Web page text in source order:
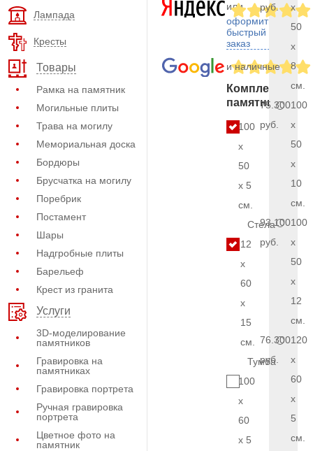
Лампада
Кресты
Товары
Рамка на памятник
Могильные плиты
Трава на могилу
Мемориальная доска
Бордюры
Брусчатка на могилу
Поребрик
Постамент
Шары
Надгробные плиты
Барельеф
Крест из гранита
Услуги
3D-моделирование
памятников
Гравировка на
памятниках
Гравировка портрета
Ручная гравировка
портрета
Цветное фото на
памятник
или
оформить
быстрый
заказ
и наличные
Комплект
памятника
100
x
50
x 5
см.
Стела
12
x
60
x
15
см.
Тумба
100
x
60
x 5
руб.
x
50
x
8
см.
75.300
руб.
100
x
50
x
10
см.
93.100
руб.
100
x
50
x
12
см.
76.300
руб.
120
x
60
x
5
см.